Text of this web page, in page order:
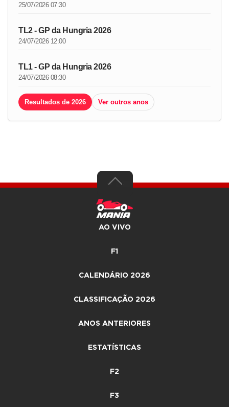
25/07/2026 07:30
TL2 - GP da Hungria 2026
24/07/2026 12:00
TL1 - GP da Hungria 2026
24/07/2026 08:30
Resultados de 2026 Ver outros anos
AO VIVO
F1
CALENDÁRIO 2026
CLASSIFICAÇÃO 2026
ANOS ANTERIORES
ESTATÍSTICAS
F2
F3